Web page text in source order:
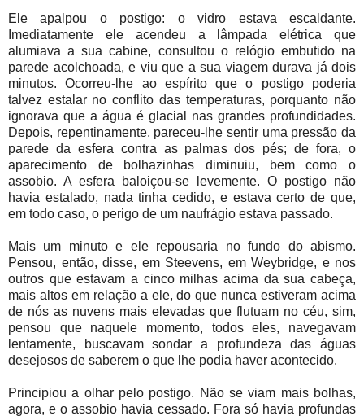
Ele apalpou o postigo: o vidro estava escaldante.
Imediatamente ele acendeu a lâmpada elétrica que
alumiava a sua cabine, consultou o relógio embutido na
parede acolchoada, e viu que a sua viagem durava já dois
minutos. Ocorreu-lhe ao espírito que o postigo poderia
talvez estalar no conflito das temperaturas, porquanto não
ignorava que a água é glacial nas grandes profundidades.
Depois, repentinamente, pareceu-lhe sentir uma pressão da
parede da esfera contra as palmas dos pés; de fora, o
aparecimento de bolhazinhas diminuiu, bem como o
assobio. A esfera baloiçou-se levemente. O postigo não
havia estalado, nada tinha cedido, e estava certo de que,
em todo caso, o perigo de um naufrágio estava passado.
Mais um minuto e ele repousaria no fundo do abismo.
Pensou, então, disse, em Steevens, em Weybridge, e nos
outros que estavam a cinco milhas acima da sua cabeça,
mais altos em relação a ele, do que nunca estiveram acima
de nós as nuvens mais elevadas que flutuam no céu, sim,
pensou que naquele momento, todos eles, navegavam
lentamente, buscavam sondar a profundeza das águas
desejosos de saberem o que lhe podia haver acontecido.
Principiou a olhar pelo postigo. Não se viam mais bolhas,
agora, e o assobio havia cessado. Fora só havia profundas